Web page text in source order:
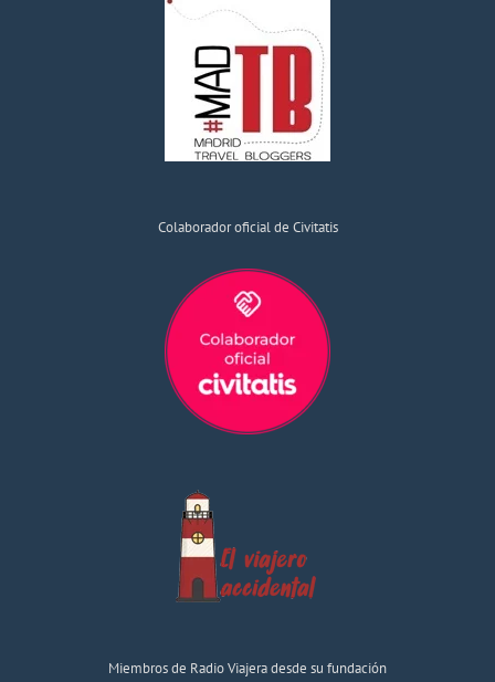
Colaborador oficial de Civitatis
Miembros de Radio Viajera desde su fundación